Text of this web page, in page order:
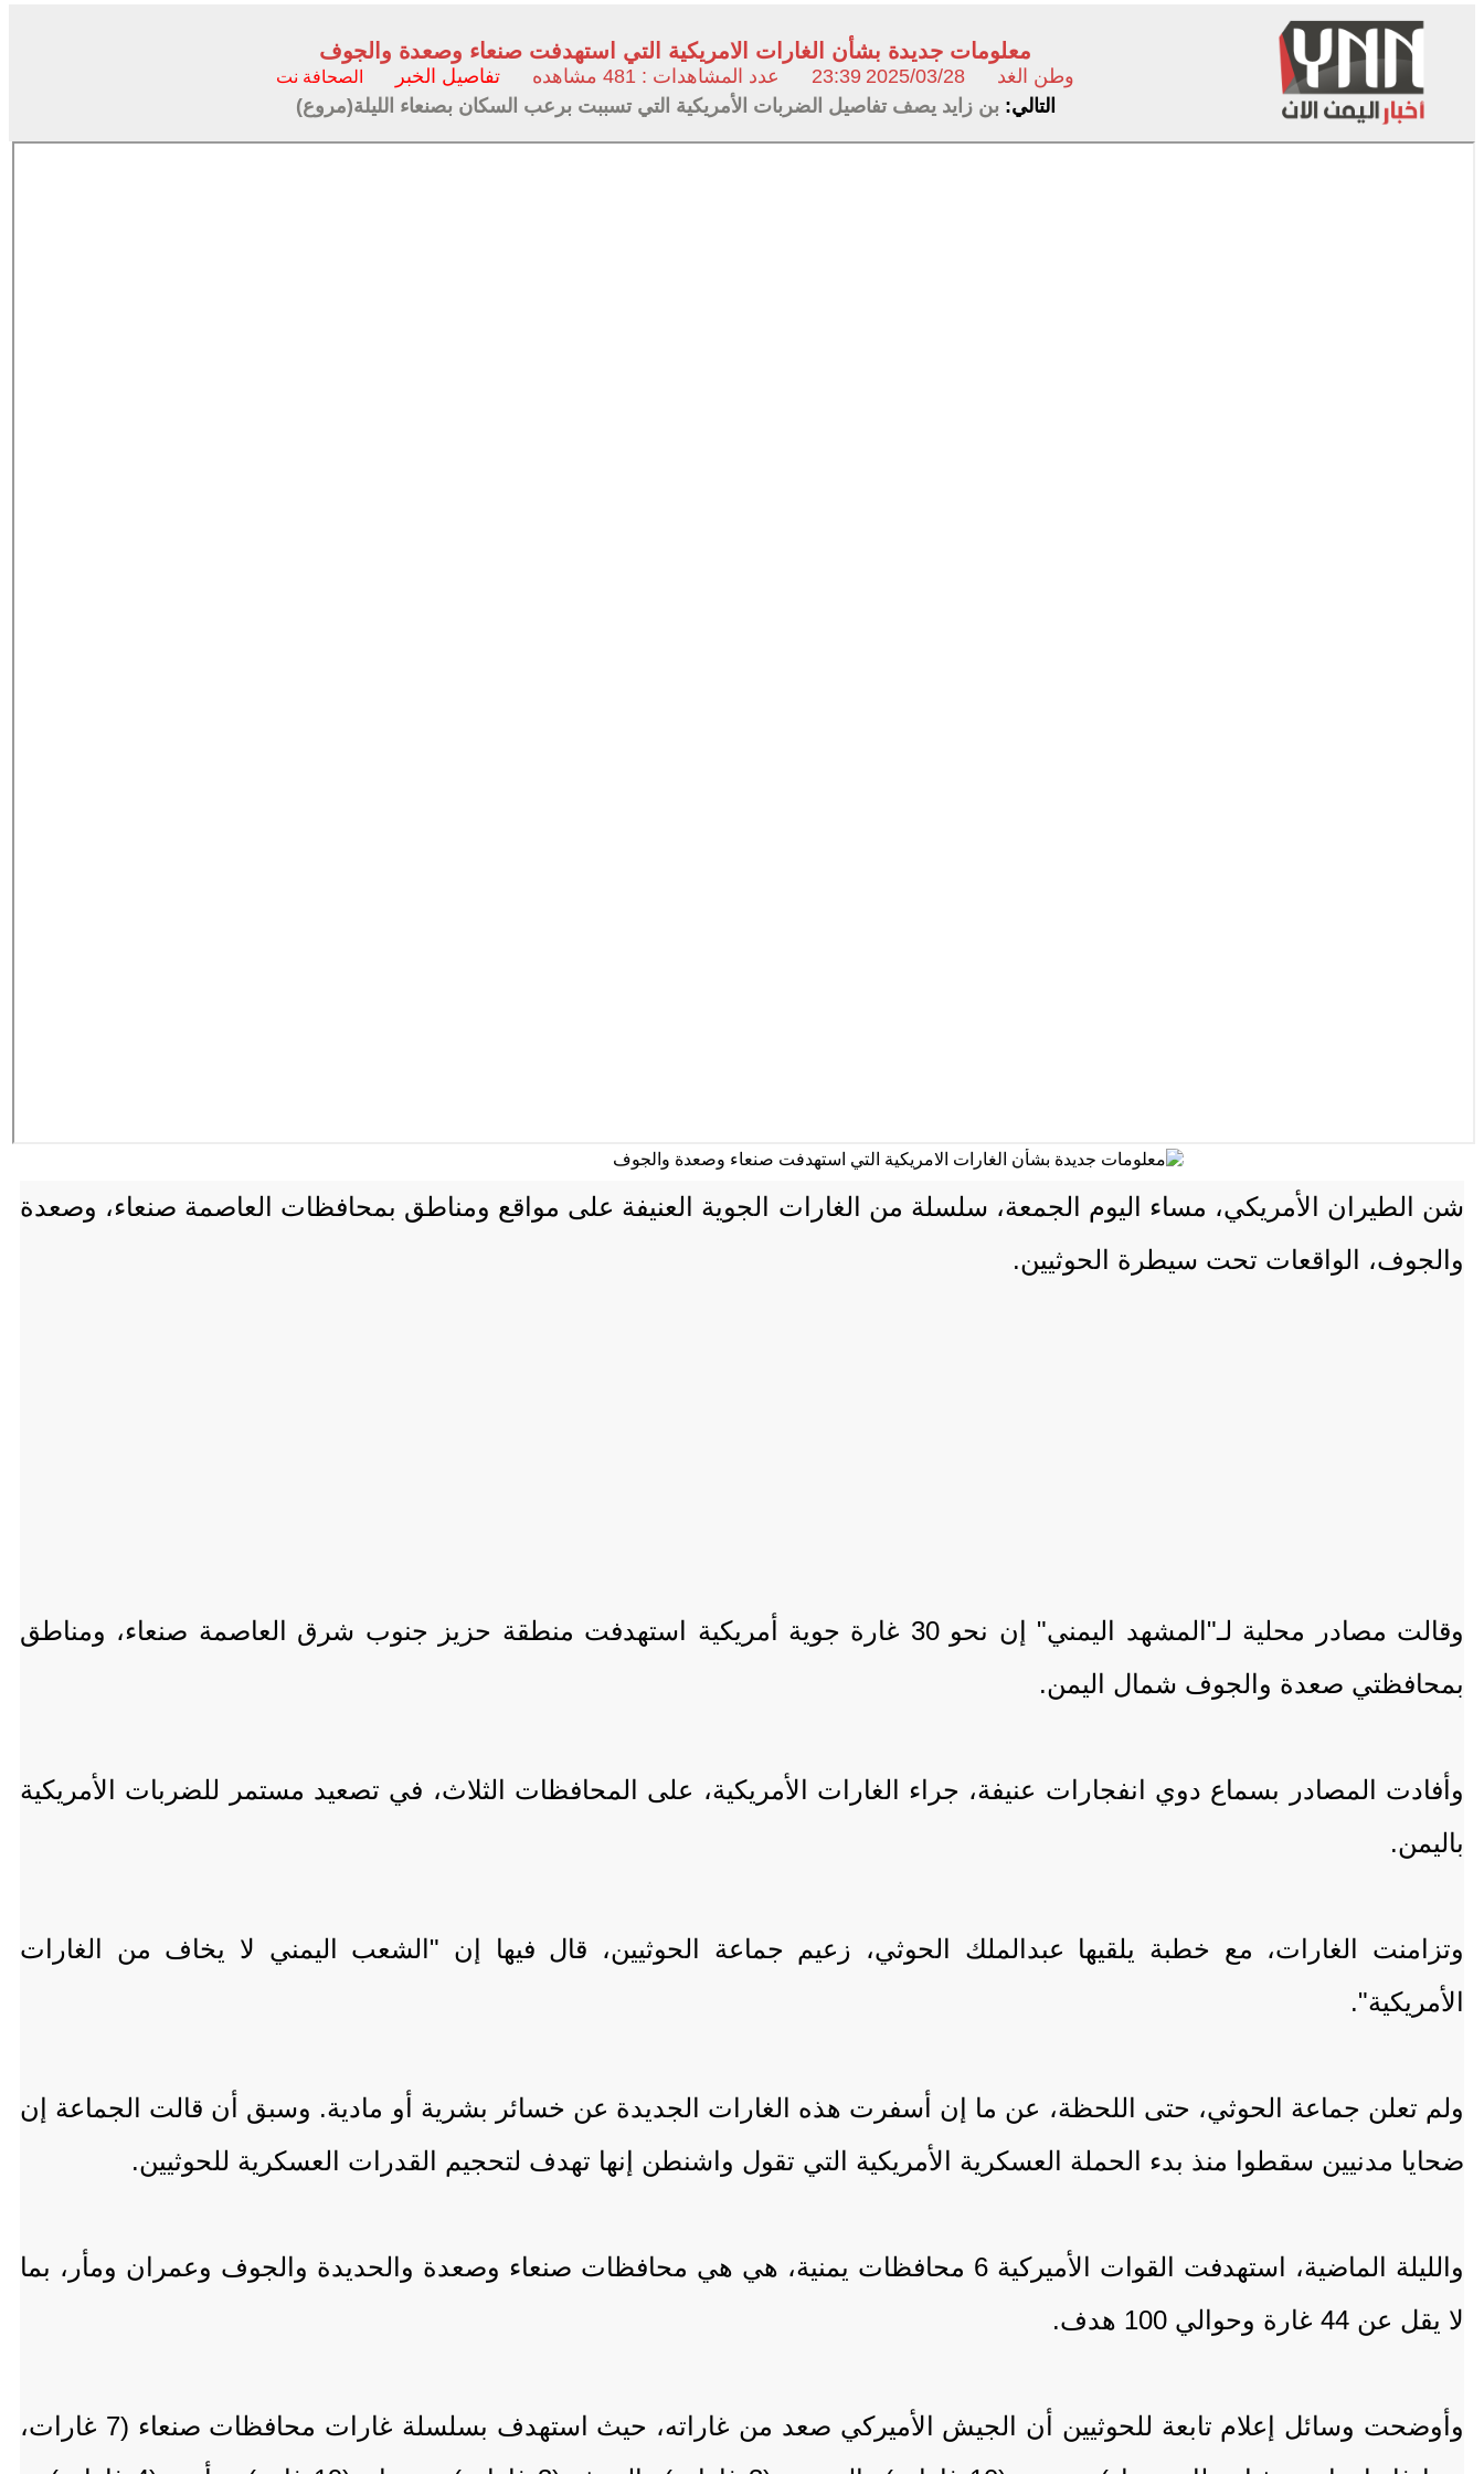
معلومات جديدة بشأن الغارات الامريكية التي استهدفت صنعاء وصعدة والجوف
وطن الغد 2025/03/28
23:39 عدد المشاهدات : 481 مشاهده تفاصيل الخبر الصحافة نت
التالي: بن زايد يصف تفاصيل الضربات الأمريكية التي تسببت برعب السكان بصنعاء الليلة(مروع)
شن الطيران الأمريكي، مساء اليوم الجمعة، سلسلة من الغارات الجوية العنيفة على مواقع ومناطق بمحافظات العاصمة صنعاء، وصعدة
والجوف، الواقعات تحت سيطرة الحوثيين.
وقالت مصادر محلية لـ"المشهد اليمني" إن نحو 30 غارة جوية أمريكية استهدفت منطقة حزيز جنوب شرق العاصمة صنعاء، ومناطق
بمحافظتي صعدة والجوف شمال اليمن.
وأفادت المصادر بسماع دوي انفجارات عنيفة، جراء الغارات الأمريكية، على المحافظات الثلاث، في تصعيد مستمر للضربات الأمريكية
باليمن.
وتزامنت الغارات، مع خطبة يلقيها عبدالملك الحوثي، زعيم جماعة الحوثيين، قال فيها إن "الشعب اليمني لا يخاف من الغارات
الأمريكية".
ولم تعلن جماعة الحوثي، حتى اللحظة، عن ما إن أسفرت هذه الغارات الجديدة عن خسائر بشرية أو مادية. وسبق أن قالت الجماعة إن
ضحايا مدنيين سقطوا منذ بدء الحملة العسكرية الأمريكية التي تقول واشنطن إنها تهدف لتحجيم القدرات العسكرية للحوثيين.
والليلة الماضية، استهدفت القوات الأميركية 6 محافظات يمنية، هي هي محافظات صنعاء وصعدة والحديدة والجوف وعمران ومأر، بما
لا يقل عن 44 غارة وحوالي 100 هدف.
وأوضحت وسائل إعلام تابعة للحوثيين أن الجيش الأميركي صعد من غاراته، حيث استهدف بسلسلة غارات محافظات صنعاء (7 غارات،